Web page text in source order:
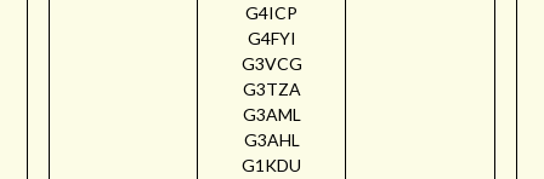
G4ICP
G4FYI
G3VCG
G3TZA
G3AML
G3AHL
G1KDU